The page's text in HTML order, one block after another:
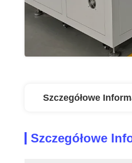
Szczegółowe
Szczegółowe